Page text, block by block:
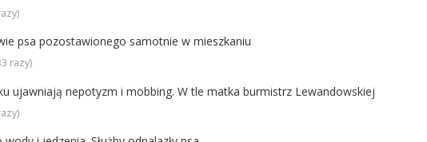
psa pozostawionego samotnie w mieszkaniu
razy)
ujawniają nepotyzm i mobbing. W tle matka burmistrz Lewandowskiej